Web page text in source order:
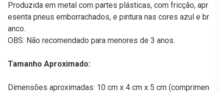
Produzida em metal com partes plásticas, com fricção, apr
esenta pneus emborrachados, e pintura nas cores azul e br
anco.
OBS: Não recomendado para menores de 3 anos.
Tamanho Aproximado:
Dimensões aproximadas: 10 cm x 4 cm x 5 cm (comprimen